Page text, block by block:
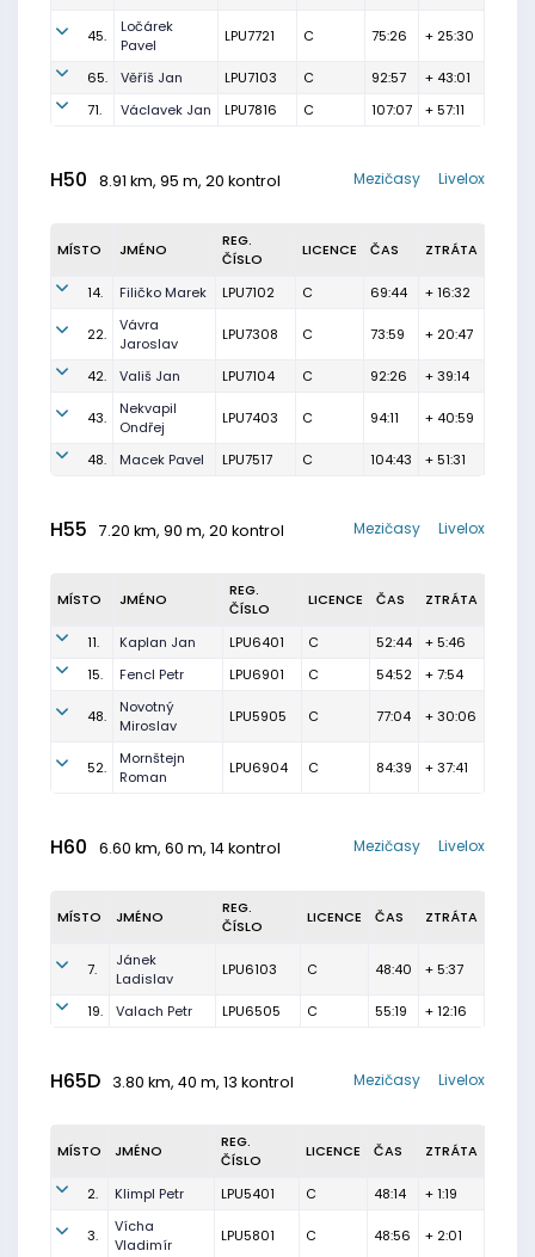
45.
Ločárek
Pavel
LPU7721 C 75:26 + 25:30
65. Věříš Jan LPU7103 C 92:57
+ 43:01
71.
Václavek Jan LPU7816 C 107:07 + 57:11
H50 8.91 km, 95 m, 20 kontrol Livelox
Mezičasy
MÍSTO JMÉNO
REG.
ČÍSLO
LICENCE ČAS ZTRÁTA
14. Filičko Marek LPU7102 C 69:44 + 16:32
22.
Vávra
Jaroslav
LPU7308 C 73:59 + 20:47
42. Vališ Jan LPU7104 C 92:26 + 39:14
43.
Nekvapil
Ondřej
LPU7403 C 94:11 + 40:59
48. Macek Pavel LPU7517 C 104:43 + 51:31
H55 7.20 km, 90 m, 20 kontrol Livelox
Mezičasy
MÍSTO JMÉNO
REG.
ČÍSLO
LICENCE ČAS ZTRÁTA
11. Kaplan Jan LPU6401 C 52:44
+ 5:46
15.
Fencl Petr LPU6901 C 54:52 + 7:54
48.
Novotný
Miroslav
LPU5905 C 77:04 + 30:06
52.
Mornštejn
Roman
LPU6904 C 84:39 + 37:41
H60 6.60 km, 60 m, 14 kontrol Livelox
Mezičasy
MÍSTO JMÉNO
REG.
ČÍSLO
LICENCE ČAS ZTRÁTA
7.
Jánek
Ladislav
LPU6103 C 48:40 + 5:37
19. Valach Petr LPU6505 C 55:19 + 12:16
H65D 3.80 km, 40 m, 13 kontrol Livelox
Mezičasy
MÍSTO JMÉNO
REG.
ČÍSLO
LICENCE ČAS ZTRÁTA
2. Klimpl Petr LPU5401 C 48:14 + 1:19
3.
Vícha
Vladimír
LPU5801 C 48:56 + 2:01